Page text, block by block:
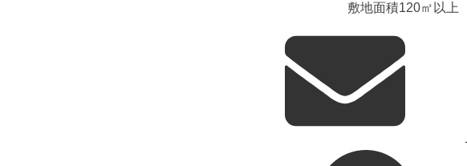
敷地面積120㎡以上